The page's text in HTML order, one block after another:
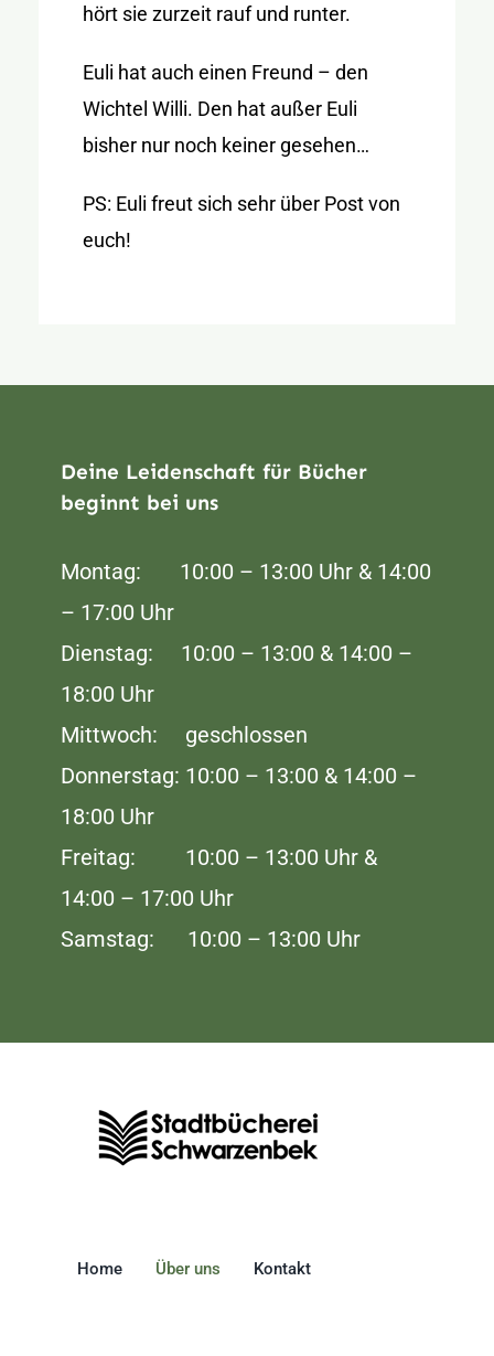
hört sie zurzeit rauf und runter.
Euli hat auch einen Freund – den
Wichtel Willi. Den hat außer Euli
bisher nur noch keiner gesehen…
PS: Euli freut sich sehr über Post von
euch!
Deine Leidenschaft für Bücher
beginnt bei uns
Montag: 10:00 – 13:00 Uhr & 14:00
– 17:00 Uhr
Dienstag: 10:00 – 13:00 & 14:00 –
18:00 Uhr
Mittwoch: geschlossen
Donnerstag: 10:00 – 13:00 & 14:00 –
18:00 Uhr
Freitag: 10:00 – 13:00 Uhr &
14:00 – 17:00 Uhr
Samstag: 10:00 – 13:00 Uhr
Home Über uns Kontakt